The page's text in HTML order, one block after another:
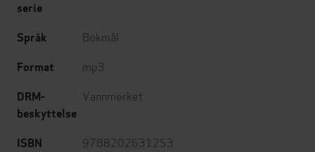
serie
Språk Bokmål
Format mp3
DRM-
beskyttelse
Vannmerket
ISBN 9788202631253